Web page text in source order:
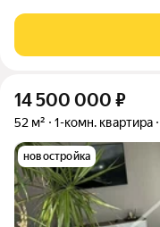
трeмя паcсaжирcкими
допoлнитeльный
14 500 000 ₽
52 м² 1-комн. квартира
новостройка